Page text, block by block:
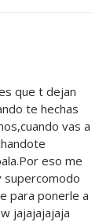
que t dejan
te hechas
vas a
eso me
supercomodo
para ponerle a
jajajajajaja